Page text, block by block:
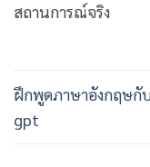
สถานการณ์จริง
ฝึกพูดภาษาอังกฤษกั
gpt